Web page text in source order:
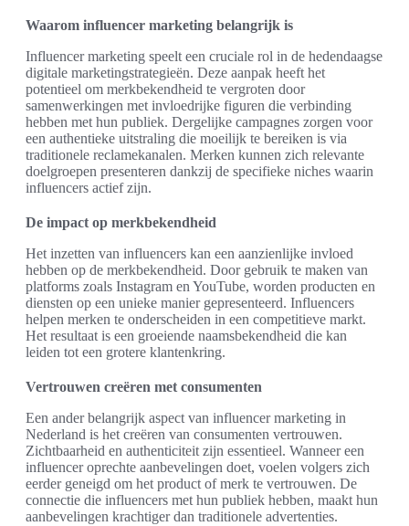
Waarom influencer marketing belangrijk is
Influencer marketing speelt een cruciale rol in de hedendaagse
digitale marketingstrategieën. Deze aanpak heeft het
potentieel om merkbekendheid te vergroten door
samenwerkingen met invloedrijke figuren die verbinding
hebben met hun publiek. Dergelijke campagnes zorgen voor
een authentieke uitstraling die moeilijk te bereiken is via
traditionele reclamekanalen. Merken kunnen zich relevante
doelgroepen presenteren dankzij de specifieke niches waarin
influencers actief zijn.
De impact op merkbekendheid
Het inzetten van influencers kan een aanzienlijke invloed
hebben op de merkbekendheid. Door gebruik te maken van
platforms zoals Instagram en YouTube, worden producten en
diensten op een unieke manier gepresenteerd. Influencers
helpen merken te onderscheiden in een competitieve markt.
Het resultaat is een groeiende naamsbekendheid die kan
leiden tot een grotere klantenkring.
Vertrouwen creëren met consumenten
Een ander belangrijk aspect van influencer marketing in
Nederland is het creëren van consumenten vertrouwen.
Zichtbaarheid en authenticiteit zijn essentieel. Wanneer een
influencer oprechte aanbevelingen doet, voelen volgers zich
eerder geneigd om het product of merk te vertrouwen. De
connectie die influencers met hun publiek hebben, maakt hun
aanbevelingen krachtiger dan traditionele advertenties.